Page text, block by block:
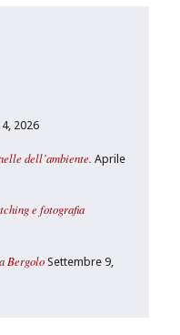
2026
dell’ambiente. Aprile
e fotografia
Bergolo Settembre 9,